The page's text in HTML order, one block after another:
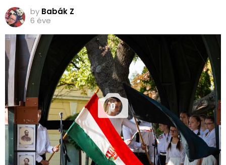
by Babák Z
6 éve
0